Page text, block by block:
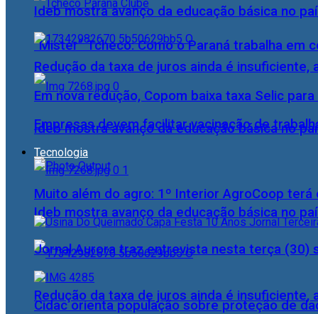
“Mister” Tcheco: Como o Paraná trabalha
Ideb mostra avanço da educação básica no
Ideb mostra avanço da educação básica no
Redução da taxa de juros ainda é insuficiente,
Ideb mostra avanço da educação básica no
Redução da taxa de juros ainda é insuficiente,
Em nova redução, Copom baixa taxa Selic para
Empresas devem facilitar vacinação de
Tecnologia
Muito além do agro: 1º Interior AgroCoop
Jornal Aurora traz entrevista nesta terça (30)
Cidac orienta população sobre proteção de